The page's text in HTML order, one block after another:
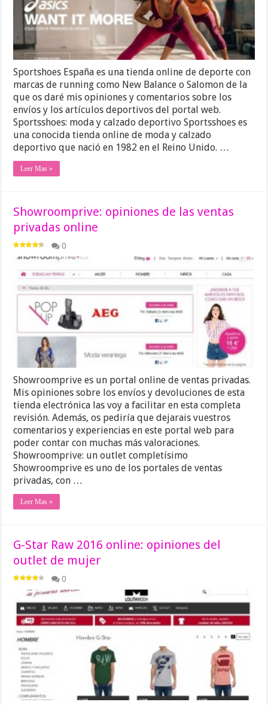
Sportshoes España es una tienda online de deporte con
marcas de running como New Balance o Salomon de la
que os daré mis opiniones y comentarios sobre los
envíos y los artículos deportivos del portal web.
Sportsshoes: moda y calzado deportivo Sportsshoes es
una conocida tienda online de moda y calzado
deportivo que nació en 1982 en el Reino Unido. …
Leer Mas »
Showroomprive: opiniones de las ventas
privadas online
0
Showroomprive es un portal online de ventas privadas.
Mis opiniones sobre los envíos y devoluciones de esta
tienda electrónica las voy a facilitar en esta completa
revisión. Además, os pediría que dejarais vuestros
comentarios y experiencias en este portal web para
poder contar con muchas más valoraciones.
Showroomprive: un outlet completísimo
Showroomprive es uno de los portales de ventas
privadas, con …
Leer Mas »
G-Star Raw 2016 online: opiniones del
outlet de mujer
0